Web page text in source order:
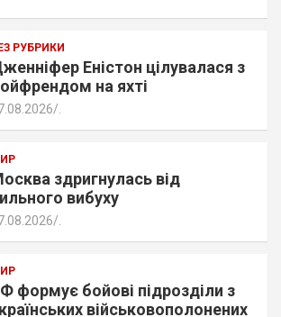
РУБРИКИ
Еністон цілувалася з
на яхті
здригнулась від
вибуху
формує бойові підрозділи з
військовополонених